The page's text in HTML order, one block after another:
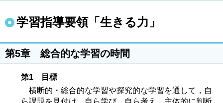
学習指導要領「生きる力」
第5章 総合的な学習の時間
第1 目標
横断的・総合的な学習や探究的な学習を通して，自
ら課題を見付け，自ら学び，自ら考え，主体的に判断